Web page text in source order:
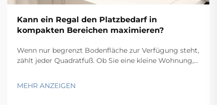
Kann ein Regal den Platzbedarf in
kompakten Bereichen maximieren?
Wenn nur begrenzt Bodenfläche zur Verfügung steht,
zählt jeder Quadratfuß. Ob Sie eine kleine Wohnung,
organisieren – die Herausforderung bleibt dieselbe:
MEHR ANZEIGEN